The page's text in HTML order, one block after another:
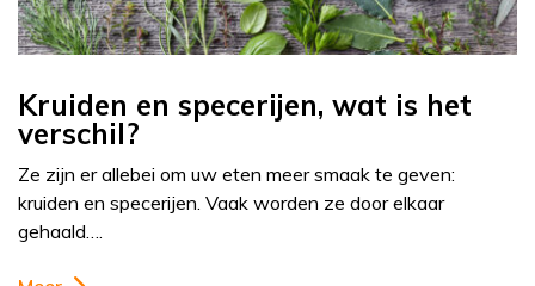
Kruiden en specerijen, wat is het
verschil?
Ze zijn er allebei om uw eten meer smaak te geven:
kruiden en specerijen. Vaak worden ze door elkaar
gehaald….